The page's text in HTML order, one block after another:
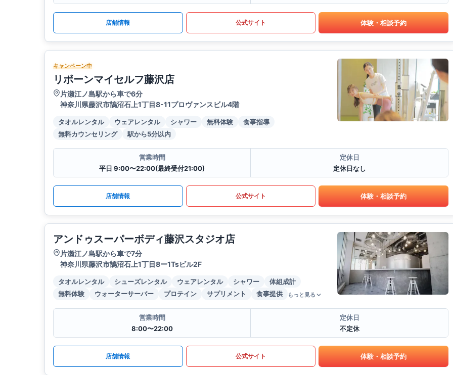
店舗情報 公式サイト 体験・相談予約
キャンペーン中
リボーンマイセルフ藤沢店
片瀬江ノ島駅から車で6分
神奈川県藤沢市鵠沼石上1丁目8-11プロヴァンスビル4階
タオルレンタル ウェアレンタル シャワー 無料体験
食事指導
無料カウンセリング
駅から5分以内
営業時間
平日 9:00〜22:00(最終受付21:00)
定休日
定休日なし
店舗情報 公式サイト 体験・相談予約
アンドゥスーパーボディ藤沢スタジオ店
片瀬江ノ島駅から車で7分
神奈川県藤沢市鵠沼石上1丁目8ー1Tsビル2F
タオルレンタル シューズレンタル ウェアレンタル シャワー
体組成計
無料体験
ウォーターサーバー プロテイン サプリメント 食事提供 もっと見る
営業時間
8:00〜22:00
定休日
不定休
店舗情報 公式サイト 体験・相談予約